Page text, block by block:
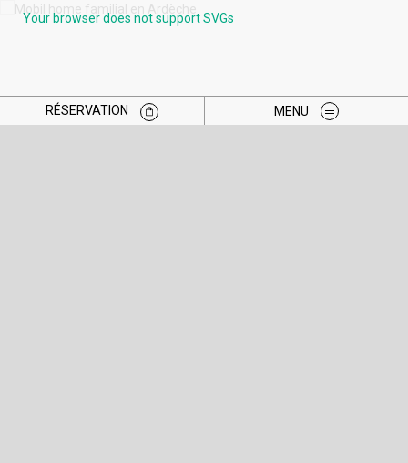
Your browser does not support SVGs
RÉSERVATION MENU